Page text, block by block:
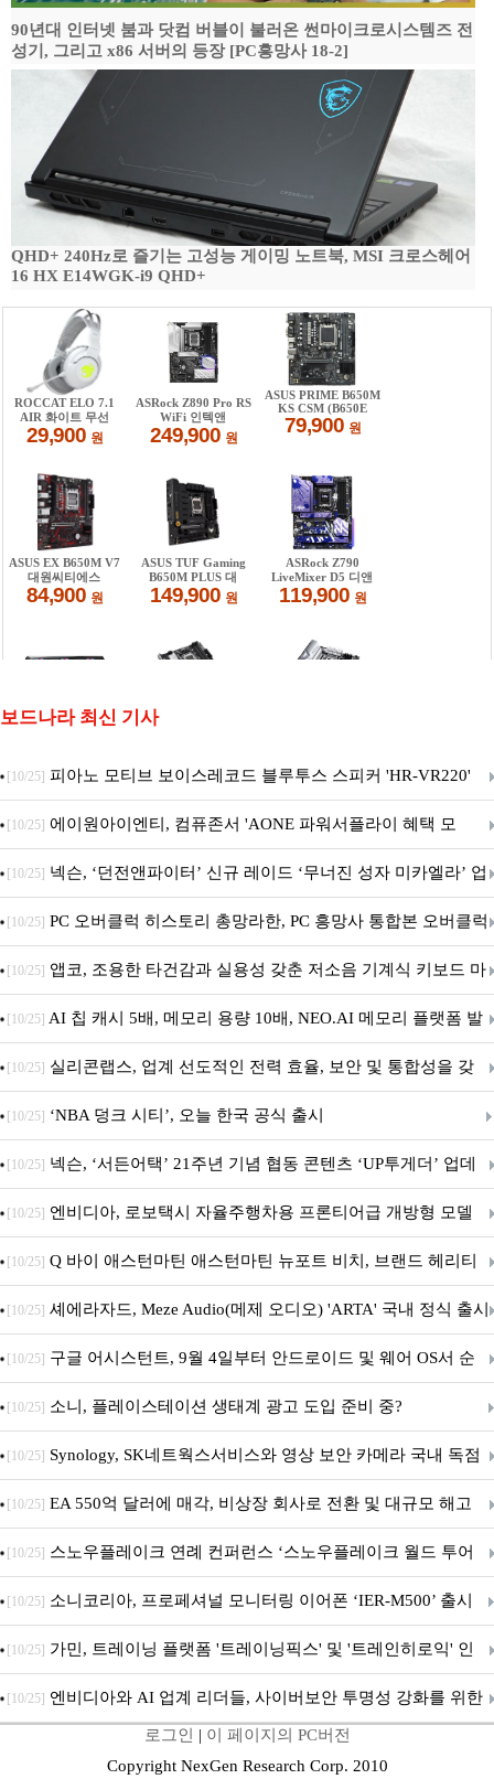
90년대 인터넷 붐과 닷컴 버블이 불러온 썬마이크로시스템즈 전
성기, 그리고 x86 서버의 등장 [PC흥망사 18-2]
QHD+ 240Hz로 즐기는 고성능 게이밍 노트북, MSI 크로스헤어
16 HX E14WGK-i9 QHD+
보드나라 최신 기사
[10/25] 피아노 모티브 보이스레코드 블루투스 스피커 'HR-VR220'
출시
[10/25] 에이원아이엔티, 컴퓨존서 'AONE 파워서플라이 혜택 모
음.ZIP' 이벤트 진행
[10/25] 넥슨, ‘던전앤파이터’ 신규 레이드 ‘무너진 성자 미카엘라’ 업
데이트!
[10/25] PC 오버클럭 히스토리 총망라한, PC 흥망사 통합본 오버클럭
특집(1-4편)
[10/25] 앱코, 조용한 타건감과 실용성 갖춘 저소음 기계식 키보드 마
우스 세트 'KM580' 출시
[10/25] AI 칩 캐시 5배, 메모리 용량 10배, NEO.AI 메모리 플랫폼 발
표
[10/25] 실리콘랩스, 업계 선도적인 전력 효율, 보안 및 통합성을 갖
춘 초저전력 블루투스 LE SoC ‘BG2B’ 공개
[10/25] ‘NBA 덩크 시티’, 오늘 한국 공식 출시
[10/25] 넥슨, ‘서든어택’ 21주년 기념 협동 콘텐츠 ‘UP투게더’ 업데
이트
[10/25] 엔비디아, 로보택시 자율주행차용 프론티어급 개방형 모델
‘알파마요 2 슈퍼’ 상업적 이용 가능
[10/25] Q 바이 애스턴마틴 애스턴마틴 뉴포트 비치, 브랜드 헤리티
지 담은 ‘헤리티지 에디션 컬렉션’ 공개
[10/25] 셰에라자드, Meze Audio(메제 오디오) 'ARTA' 국내 정식 출시
[10/25] 구글 어시스턴트, 9월 4일부터 안드로이드 및 웨어 OS서 순
차 서비스 종료
[10/25] 소니, 플레이스테이션 생태계 광고 도입 준비 중?
[10/25] Synology, SK네트웍스서비스와 영상 보안 카메라 국내 독점
판매 파트너십 체결
[10/25] EA 550억 달러에 매각, 비상장 회사로 전환 및 대규모 해고
전망
[10/25] 스노우플레이크 연례 컨퍼런스 ‘스노우플레이크 월드 투어
서울’ 개최
[10/25] 소니코리아, 프로페셔널 모니터링 이어폰 ‘IER-M500’ 출시
[10/25] 가민, 트레이닝 플랫폼 '트레이닝픽스' 및 '트레인히로익' 인
수로 선수와 코치에 맞춤형 훈련 지원 확대
[10/25] 엔비디아와 AI 업계 리더들, 사이버보안 투명성 강화를 위한
SAFE 가이드라인 제안
로그인 | 이 페이지의 PC버전
Copyright NexGen Research Corp. 2010